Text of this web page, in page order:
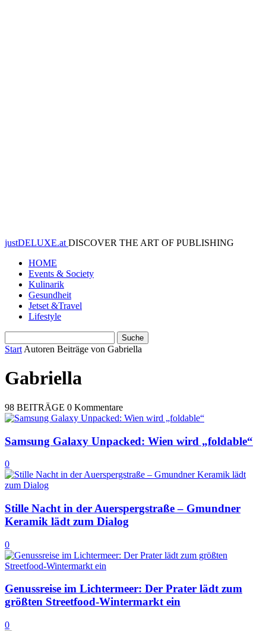
justDELUXE.at DISCOVER THE ART OF PUBLISHING
HOME
Events & Society
Kulinarik
Gesundheit
Jetset &Travel
Lifestyle
Start Autoren Beiträge von Gabriella
Gabriella
98 BEITRÄGE 0 Kommentare
Samsung Galaxy Unpacked: Wien wird „foldable“
0
Stille Nacht in der Auerspergstraße – Gmundner
Keramik lädt zum Dialog
0
Genussreise im Lichtermeer: Der Prater lädt zum
größten Streetfood-Wintermarkt ein
0